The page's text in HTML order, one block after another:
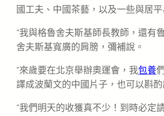
國工夫、中國茶藝，以及一些與居
“我與格魯舍夫斯基師長教師，還有
舍夫斯基寬廣的肩膀，彌補說。
“來歲要在北京舉辦奧運會，我包養
譯成波蘭文的中國片子，也可以斟酌
“我們明天的收獲真不少！到時必定